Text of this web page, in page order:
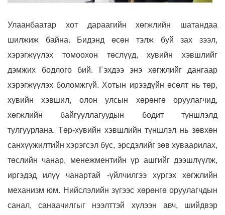
Улаанбаатар хот дараагийн хөгжлийн шатандаа
шилжиж байна. Бидэнд өсөн тэлж буй зах зээл,
хэрэгжүүлэх томоохон төслүүд, хувийн хэвшлийг
дэмжих бодлого бий. Гэхдээ энэ хөгжлийг дангаар
хэрэгжүүлэх боломжгүй. Хотын ирээдүйн өсөлт нь төр,
хувийн хэвшил, олон улсын хөрөнгө оруулагчид,
хөгжлийн байгууллагуудын бодит түншлэлд
тулгуурлана. Төр-хувийн хэвшлийн түншлэл нь зөвхөн
санхүүжилтийн хэрэгсэл бус, эрсдэлийг зөв хуваарилах,
төслийн чанар, менежментийн үр ашгийг дээшлүүлж,
иргэдэд илүү чанартай -үйлчилгээ хүргэх хөгжлийн
механизм юм. Нийслэлийн зүгээс хөрөнгө оруулагчдын
санал, санаачилгыг нээлттэй хүлээн авч, шийдвэр